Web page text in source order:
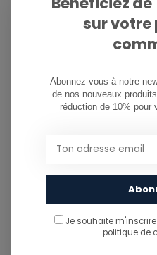
081/260.730
info@ostreet.be
PARTAGER CE PRODUIT
sur votre
Abonnez-vous à notre
de nos nouveaux
réduction de 10% pour
Je souhaite
politique de